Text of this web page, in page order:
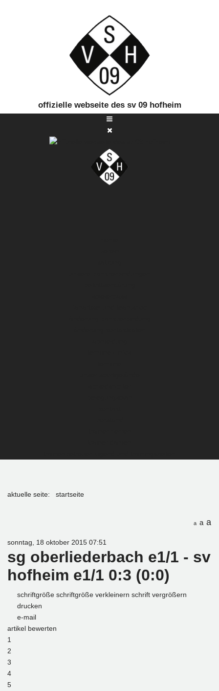
offizielle webseite des sv 09 hofheim
aktuelle seite: startseite
a a a
sonntag, 18 oktober 2015 07:51
sg oberliederbach e1/1 - sv
hofheim e1/1 0:3 (0:0)
schriftgröße schriftgröße verkleinern schrift vergrößern
drucken
e-mail
artikel bewerten
1
2
3
4
5